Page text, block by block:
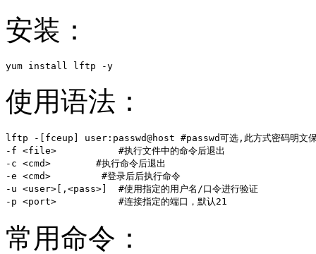
安装：
yum install lftp -y
使用语法：
lftp -[fceup] user:passwd@host #passwd可选,此方式密码明文
-f <file>           #执行文件中的命令后退出
-c <cmd>        #执行命令后退出
-e <cmd>         #登录后后执行命令
-u <user>[,<pass>]  #使用指定的用户名/口令进行验证
-p <port>           #连接指定的端口，默认21
常用命令：